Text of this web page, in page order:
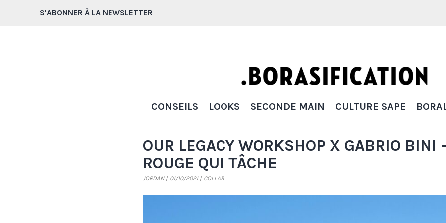
S'ABONNER À LA NEWSLETTER
Borasification
CONSEILS LOOKS SECONDE MAIN CULTURE SAPE
OUR LEGACY WORKSHOP X GABRIO BINI
ROUGE QUI TÂCHE
JORDAN 01/10/2021 COLLAB